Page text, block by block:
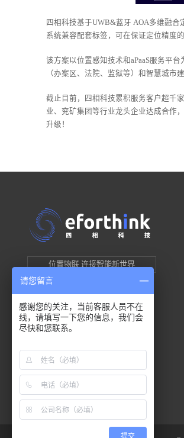
四相科技基于UWB&蓝牙 AOA多维融
系统兼容配套标签，可在保证定位精度
该方案以位置感知技术和aPaaS服务平
（办案区、法院、监狱等）和智慧城市
截止目前，四相科技累积服务客户超千
业、兖矿集团等行业龙头企业达成合作
升级！
位置物联 连接智能新世界
请您留言
感谢您的关注，当前客服人员不在
线，请填写一下您的信息，我们会
尽快和您联系。
提交